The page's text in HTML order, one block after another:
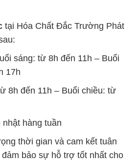
tại Hóa Chất Đắc Trường Phát
sáng: từ 8h đến 11h – Buổi
17h
8h đến 11h – Buổi chiều: từ
hàng tuần
thời gian và cam kết tuân
bảo sự hỗ trợ tốt nhất cho